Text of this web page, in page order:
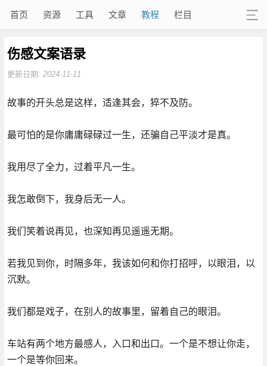
首页 资源 工具 文章 教程 栏目
伤感文案语录
更新日期: 2024-11-11
故事的开头总是这样，适逢其会，猝不及防。
最可怕的是你庸庸碌碌过一生，还骗自己平淡才是真。
我用尽了全力，过着平凡一生。
我怎敢倒下，我身后无一人。
我们笑着说再见，也深知再见遥遥无期。
若我见到你，时隔多年，我该如何和你打招呼，以眼泪，以
沉默。
我们都是戏子，在别人的故事里，留着自己的眼泪。
车站有两个地方最感人，入口和出口。一个是不想让你走，
一个是等你回来。